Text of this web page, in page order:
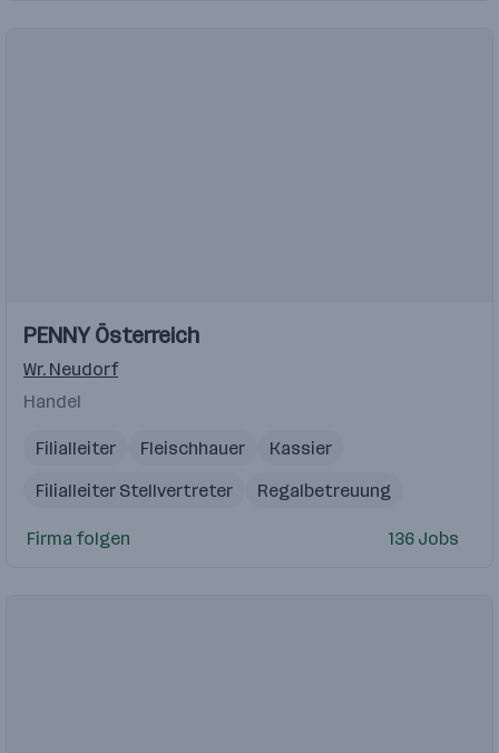
Videos
Einblicke
Einblicke
PENNY Österreich
Wr. Neudorf
Handel
Filialleiter Fleischhauer
Kassier
Filialleiter Stellvertreter
Regalbetreuung
Firma folgen 136 Jobs